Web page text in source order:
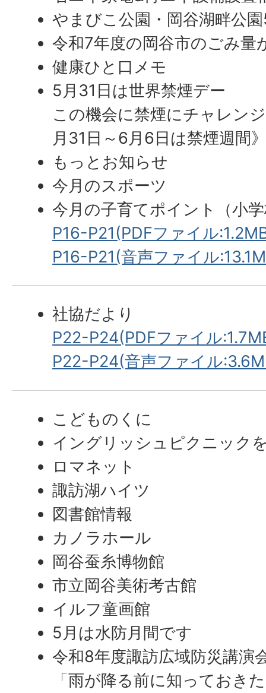
やまびこ公園・岡谷湖畔公
令和7年度の岡谷市のごみ量
健康ひと口メモ
5月31日は世界禁煙デー
この機会に禁煙にチャレン
月31日～6月6日は禁煙週間
もっとお知らせ
今月のスポーツ
今月の子育てポイント（小
P16-P21(PDFファイル
P16-P21(音声ファイル
社協だより
P22-P24(PDFファイル
P22-P24(音声ファイル
こどものくに
イングリッシュピクニック
ロマネット
諏訪湖ハイツ
図書館情報
カノラホール
岡谷蚕糸博物館
市立岡谷美術考古館
イルフ童画館
5月は水防月間です
令和8年度諏訪広域防災講演
「雨が降る前に知っておき